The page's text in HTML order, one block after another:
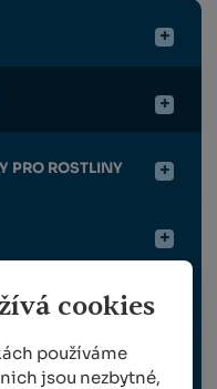
cookies
používáme
jsou nezbytné,
PRO ROSTLINY
ELEKTRO